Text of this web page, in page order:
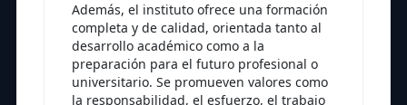
Además, el instituto ofrece una formación
completa y de calidad, orientada tanto al
desarrollo académico como a la
preparación para el futuro profesional o
universitario. Se promueven valores como
la responsabilidad, el esfuerzo, el trabajo